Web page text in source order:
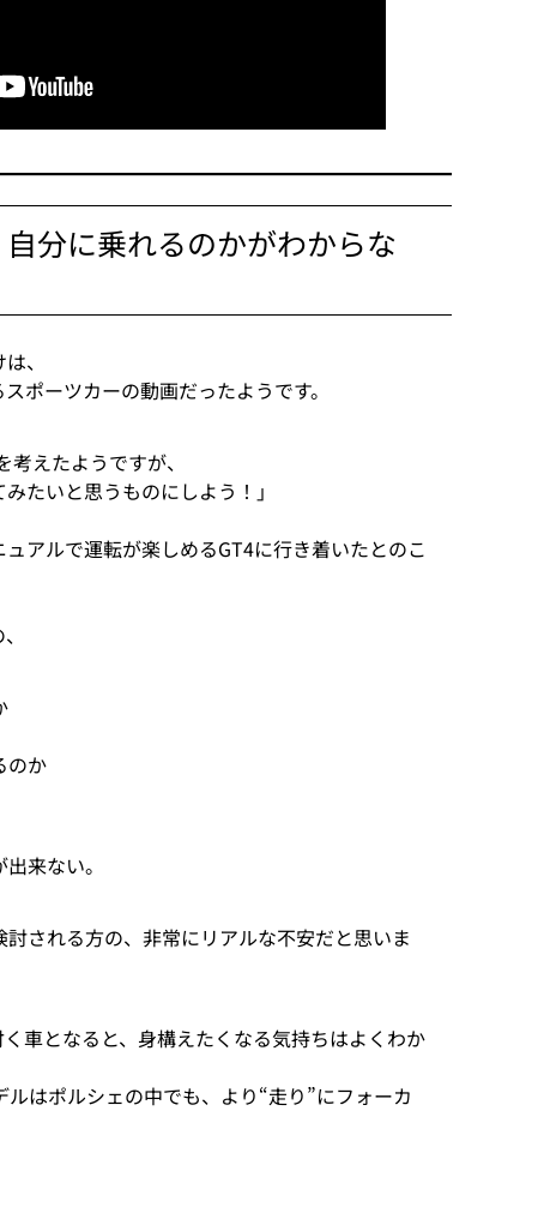
自分に乗れるのかがわからな
、
ポーツカーの動画だったようです。
えたようですが、
たいと思うものにしよう！」
アルで運転が楽しめるGT4に行き着いたとのこ
のか
来ない。
される方の、非常にリアルな不安だと思いま
車となると、身構えたくなる気持ちはよくわか
ルはポルシェの中でも、より“走り”にフォーカ